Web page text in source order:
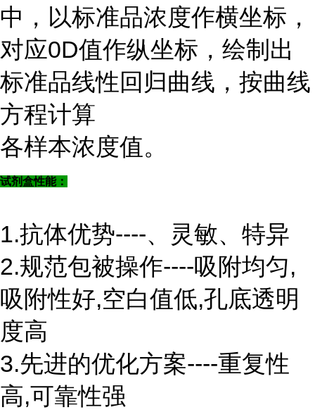
中，以标准品浓度作横坐标，
对应0D值作纵坐标，绘制出
标准品线性回归曲线，按曲线
方程计算
各样本浓度值。
试剂盒性能：
1.抗体优势----、灵敏、特异
2.规范包被操作----吸附均匀,
吸附性好,空白值低,孔底透明
度高
3.先进的优化方案----重复性
高,可靠性强